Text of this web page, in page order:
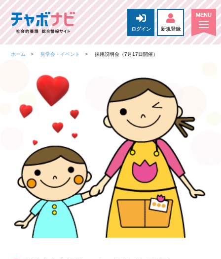
ログイン 新規登録
ホーム 見学会・イベント 採用説明会（7月17日開催）